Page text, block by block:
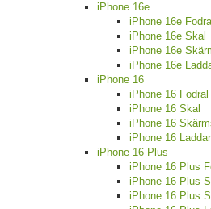
iPhone 16e
iPhone 16e
iPhone 16e Skal
iPhone 16e
iPhone 16e
iPhone 16
iPhone 16 Fodral
iPhone 16 Skal
iPhone 16
iPhone 16
iPhone 16 Plus
iPhone 16 Plus
iPhone 16 Plus
iPhone 16 Plus